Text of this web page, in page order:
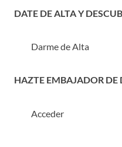
DATE DE ALTA Y
Darme de Alta
HAZTE EMBAJADOR DE
Acceder